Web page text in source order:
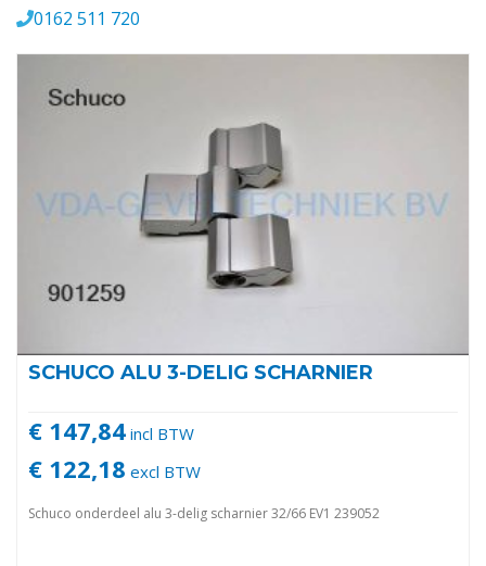
0162 511 720
SCHUCO ALU 3-DELIG SCHARNIER
€ 147,84 incl BTW
€ 122,18 excl BTW
Schuco onderdeel alu 3-delig scharnier 32/66 EV1 239052